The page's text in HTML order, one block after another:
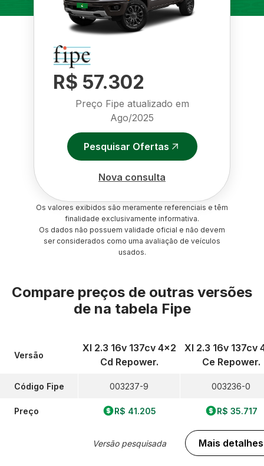
R$ 57.302
Preço Fipe atualizado em
Ago/2025
Pesquisar Ofertas
Nova consulta
Os valores exibidos são meramente referenciais e têm
finalidade exclusivamente informativa.
Os dados não possuem validade oficial e não devem
ser considerados como uma avaliação de veículos
usados.
Compare preços de outras versões
de na tabela Fipe
Versão
Código Fipe
Preço
Xl 2.3 16v 137cv 4x2
Cd Repower.
003237-9
R$ 41.205
Versão pesquisada
Xl 2.3 16v 137cv
Ce Repower.
003236-0
R$ 35.717
Mais detalhes